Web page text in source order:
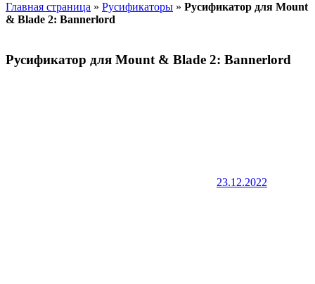
Главная страница » Русификаторы » Русификатор для Mount
& Blade 2: Bannerlord
Русификатор для Mount & Blade 2: Bannerlord
23.12.2022